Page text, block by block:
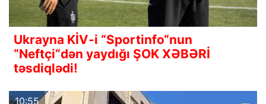
Ukrayna KİV-i “Sportinfo“nun
“Neftçi“dən yaydığı ŞOK XƏBƏRİ
təsdiqlədi!
10:55